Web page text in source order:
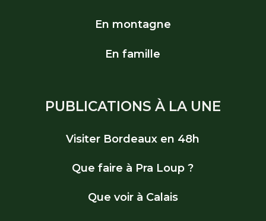
En montagne
En famille
PUBLICATIONS À LA UNE
Visiter Bordeaux en 48h
Que faire à Pra Loup ?
Que voir à Calais